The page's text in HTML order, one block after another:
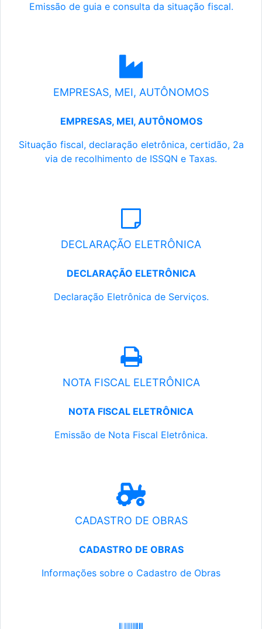
Emissão de guia e consulta da situação fiscal.
EMPRESAS, MEI, AUTÔNOMOS
EMPRESAS, MEI, AUTÔNOMOS
Situação fiscal, declaração eletrônica, certidão, 2a
via de recolhimento de ISSQN e Taxas.
DECLARAÇÃO ELETRÔNICA
DECLARAÇÃO ELETRÔNICA
Declaração Eletrônica de Serviços.
NOTA FISCAL ELETRÔNICA
NOTA FISCAL ELETRÔNICA
Emissão de Nota Fiscal Eletrônica.
CADASTRO DE OBRAS
CADASTRO DE OBRAS
Informações sobre o Cadastro de Obras